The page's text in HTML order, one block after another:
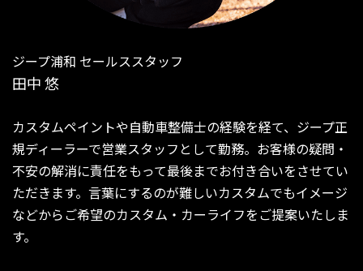
ジープ浦和 セールススタッフ
田中 悠
カスタムペイントや自動車整備士の経験を経て、ジープ正
規ディーラーで営業スタッフとして勤務。お客様の疑問・
不安の解消に責任をもって最後までお付き合いをさせてい
ただきます。言葉にするのが難しいカスタムでもイメージ
などからご希望のカスタム・カーライフをご提案いたしま
す。